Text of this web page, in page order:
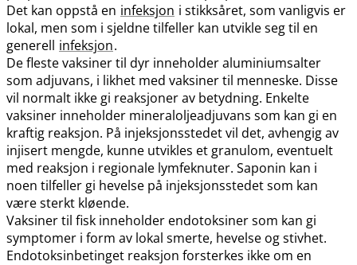
Det kan oppstå en infeksjon i stikksåret, som vanligvis er
lokal, men som i sjeldne tilfeller kan utvikle seg til en
generell infeksjon.
De fleste vaksiner til dyr inneholder aluminiumsalter
som adjuvans, i likhet med vaksiner til menneske. Disse
vil normalt ikke gi reaksjoner av betydning. Enkelte
vaksiner inneholder mineraloljeadjuvans som kan gi en
kraftig reaksjon. På injeksjonsstedet vil det, avhengig av
injisert mengde, kunne utvikles et granulom, eventuelt
med reaksjon i regionale lymfeknuter. Saponin kan i
noen tilfeller gi hevelse på injeksjonsstedet som kan
være sterkt kløende.
Vaksiner til fisk inneholder endotoksiner som kan gi
symptomer i form av lokal smerte, hevelse og stivhet.
Endotoksinbetinget reaksjon forsterkes ikke om en